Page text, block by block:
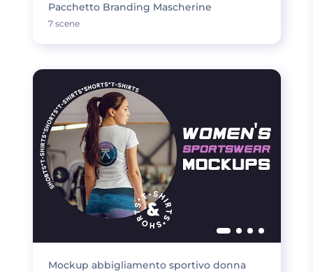
Pacchetto Branding Mascherine
7 scene
Mockup abbigliamento sportivo donna